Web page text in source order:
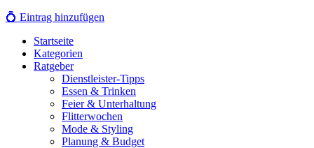
💍 Eintrag hinzufügen
Startseite
Kategorien
Ratgeber
Dienstleister-Tipps
Essen & Trinken
Feier & Unterhaltung
Flitterwochen
Mode & Styling
Planung & Budget